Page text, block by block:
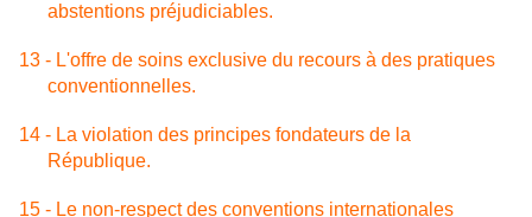
abstentions préjudiciables.
13 - L'offre de soins exclusive du recours à des pratiques
conventionnelles.
14 - La violation des principes fondateurs de la
République.
15 - Le non-respect des conventions internationales